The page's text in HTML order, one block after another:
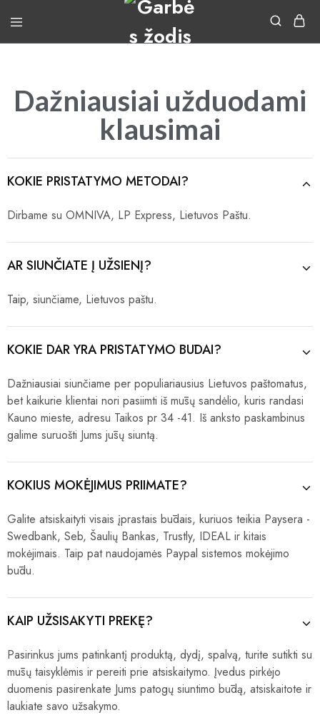
Dažniausiai užduodami
klausimai
KOKIE PRISTATYMO METODAI?
Dirbame su OMNIVA, LP Express, Lietuvos Paštu.
AR SIUNČIATE Į UŽSIENĮ?
Taip, siunčiame, Lietuvos paštu.
KOKIE DAR YRA PRISTATYMO BŪDAI?
Dažniausiai siunčiame per populiariausius Lietuvos paštomatus,
bet kaikurie klientai nori pasiimti iš mūsų sandėlio, kuris randasi
Kauno mieste, adresu Taikos pr 34 -41. Iš anksto paskambinus
galime suruošti Jums jūsų siuntą.
KOKIUS MOKĖJIMUS PRIIMATE?
Galite atsiskaityti visais įprastais būdais, kuriuos teikia Paysera -
Swedbank, Seb, Šaulių Bankas, Trustly, IDEAL ir kitais
mokėjimais. Taip pat naudojamės Paypal sistemos mokėjimo
būdu.
KAIP UŽSISAKYTI PREKĘ?
Pasirinkus jums patinkantį produktą, dydį, spalvą, turite sutikti su
mūsų taisyklėmis ir pereiti prie atsiskaitymo. Įvedus pirkėjo
duomenis pasirenkate Jums patogų siuntimo būdą, atsiskaitote ir
laukiate savo užsakymo.